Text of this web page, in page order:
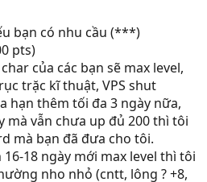
bạn có nhu cầu (***)
pts)
của các bạn sẽ max level,
trặc kĩ thuật, VPS shut
hạn thêm tối đa 3 ngày nữa,
mà vẫn chưa up đủ 200 thì tôi
mà bạn đã đưa cho tôi.
18 ngày mới max level thì tôi
nho nhỏ (cntt, lông ? +8,